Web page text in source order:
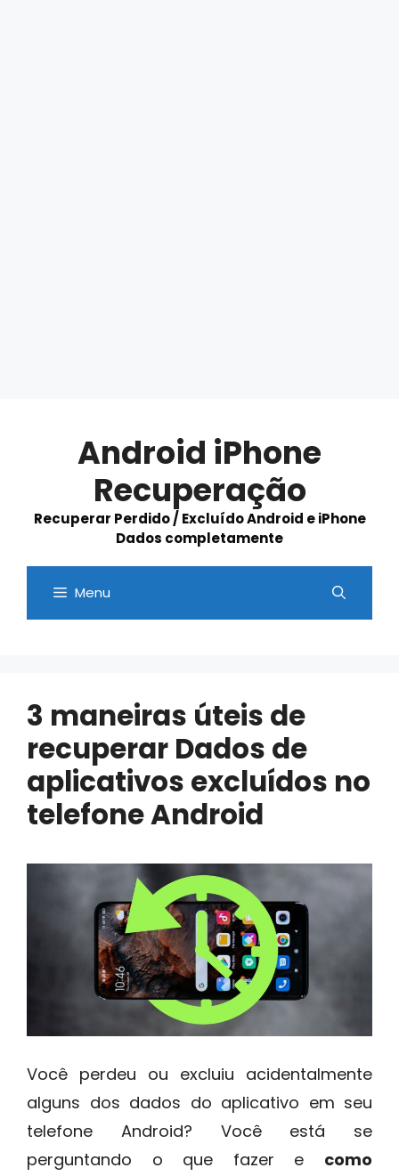
Android iPhone
Recuperação
Recuperar Perdido / Excluído Android e iPhone
Dados completamente
Menu
3 maneiras úteis de
recuperar Dados de
aplicativos excluídos no
telefone Android
Você perdeu ou excluiu acidentalmente
alguns dos dados do aplicativo em seu
telefone Android? Você está se
perguntando o que fazer e como